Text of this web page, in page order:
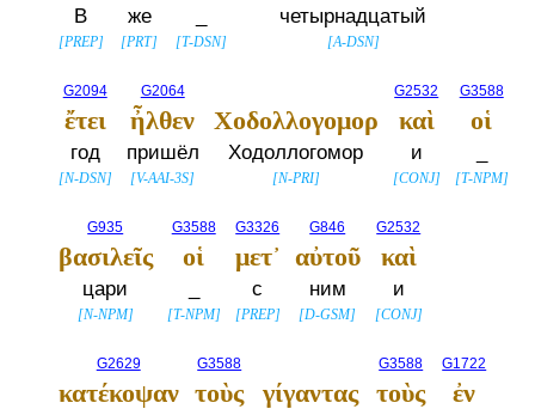
В
[PREP]
же
[PRT] [T-DSN]
четырнадцатый
[A-DSN]
G2094
ἔτει
год
[N-DSN]
G2064
ἦλθεν
пришёл
[V-AAI-3S]
Χοδολλογομορ
Ходоллогомор
[N-PRI]
G2532
καὶ
и
[CONJ]
G3588
οἱ
[T-NPM]
G935
βασιλεῖς
цари
[N-NPM]
G3588
οἱ
[T-NPM]
G3326
μετ᾽
с
[PREP]
G846
αὐτοῦ
ним
[D-GSM]
G2532
καὶ
и
[CONJ]
G2629
κατέκοψαν
G3588
τοὺς γίγαντας
G3588
τοὺς
G1722
ἐν